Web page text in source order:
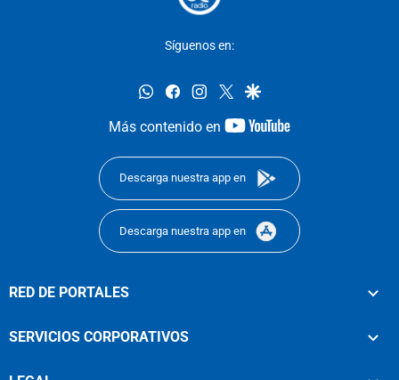
Síguenos en:
whatsappfacebookinstagram
twittergoogle
Más contenido en
youtube-
Descarga nuestra app en
Descarga nuestra app en
RED DE PORTALES
SERVICIOS CORPORATIVOS